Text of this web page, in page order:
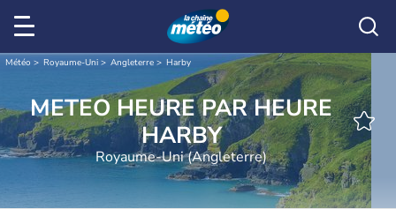
Météo Royaume-Uni Angleterre Harby
METEO HEURE PAR HEURE
HARBY
Royaume-Uni (Angleterre)